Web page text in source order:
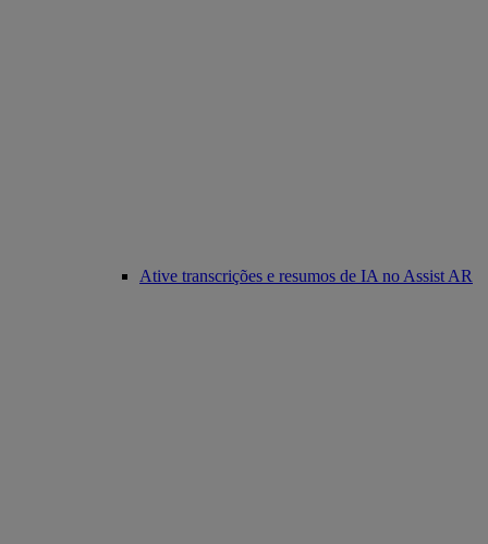
Ative transcrições e resumos de IA no Assist AR